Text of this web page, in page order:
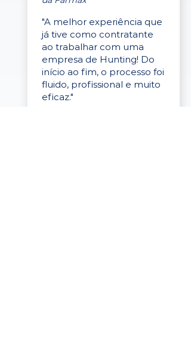
"A melhor experiência que
já tive como contratante
ao trabalhar com uma
empresa de Hunting! Do
início ao fim, o processo foi
fluido, profissional e muito
eficaz."